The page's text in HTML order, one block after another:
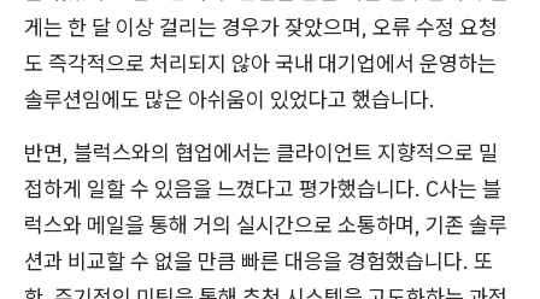
게는 한 달 이상 걸리는 경우가 잦았으며, 오류 수정 요청
도 즉각적으로 처리되지 않아 국내 대기업에서 운영하는
솔루션임에도 많은 아쉬움이 있었다고 했습니다.
반면, 블럭스와의 협업에서는 클라이언트 지향적으로 밀
접하게 일할 수 있음을 느꼈다고 평가했습니다. C사는 블
럭스와 메일을 통해 거의 실시간으로 소통하며, 기존 솔루
션과 비교할 수 없을 만큼 빠른 대응을 경험했습니다. 또